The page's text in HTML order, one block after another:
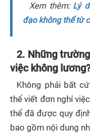
Xem thêm: Lý
đạo không thể từ
2. Những
việc không
Không phải bất
thể viết đơn nghỉ
thể đã được quy
bao gồm nội dung